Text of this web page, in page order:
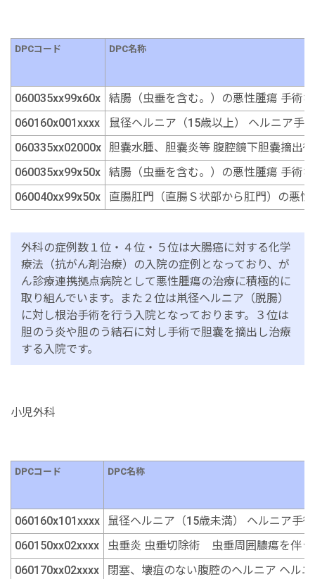
DPCコード DPC名称
060035xx99x60x
結腸（虫垂を含む。）の悪性腫瘍 手術
060160x001xxxx
鼠径ヘルニア（15歳以上） ヘルニア手
060335xx02000x
胆嚢水腫、胆嚢炎等 腹腔鏡下胆嚢摘出
060035xx99x50x
結腸（虫垂を含む。）の悪性腫瘍 手術
060040xx99x50x
直腸肛門（直腸Ｓ状部から肛門）の悪
外科の症例数１位・４位・５位は大腸癌に対する化学
療法（抗がん剤治療）の入院の症例となっており、が
ん診療連携拠点病院として悪性腫瘍の治療に積極的に
取り組んでいます。また２位は鼡径ヘルニア（脱腸）
に対し根治手術を行う入院となっております。３位は
胆のう炎や胆のう結石に対し手術で胆囊を摘出し治療
する入院です。
小児外科
DPCコード DPC名称
060160x101xxxx
鼠径ヘルニア（15歳未満） ヘルニア手
060150xx02xxxx
虫垂炎 虫垂切除術 虫垂周囲膿瘍を伴う
060170xx02xxxx
閉塞、壊疽のない腹腔のヘルニア ヘル